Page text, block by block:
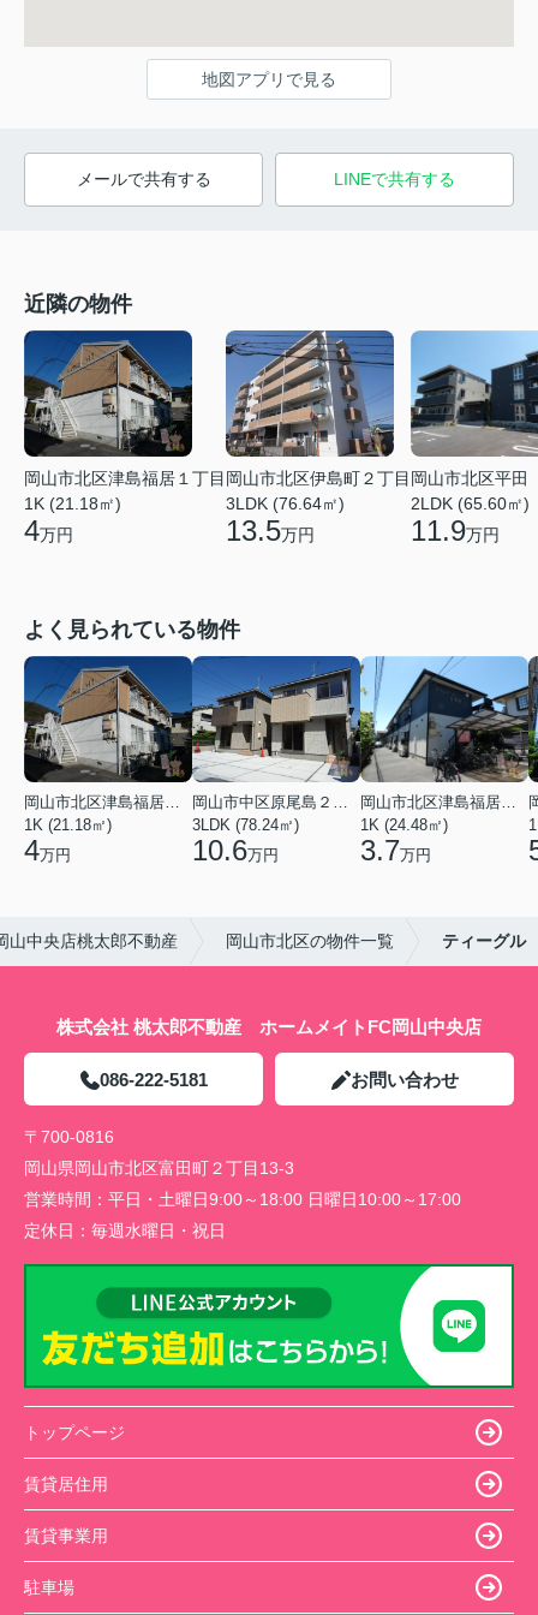
地図アプリで見る
メールで共有する LINEで共有する
近隣の物件
岡山市北区津島福居１丁目
1K (21.18㎡)
4万円
岡山市北区伊島町２丁目
3LDK (76.64㎡)
13.5万円
岡山市北区平田
2LDK (65.60㎡)
11.9万円
よく見られている物件
岡山市北区津島福居１丁目
1K (21.18㎡)
4万円
岡山市中区原尾島２丁目
3LDK (78.24㎡)
10.6万円
岡山市北区津島福居１丁目
1K (24.48㎡)
3.7万円
山中央店桃太郎不動産 岡山市北区の物件一覧 ティーグル
株式会社 桃太郎不動産 ホームメイトFC岡山中央店
086-222-5181 お問い合わせ
〒700-0816
岡山県岡山市北区富田町２丁目13-3
営業時間： 平日・土曜日9:00～18:00 日曜日10:00～17:00
定休日： 毎週水曜日・祝日
トップページ
賃貸居住用
賃貸事業用
駐車場